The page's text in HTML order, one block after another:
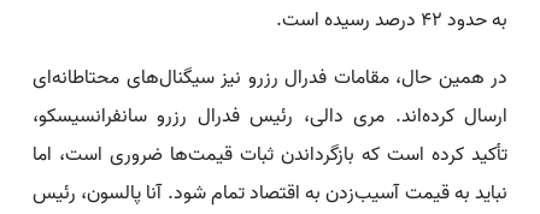
به حدود ۴۲ درصد رسیده است.
در همین حال، مقامات فدرال رزرو نیز سیگنال‌های محتاطانه‌ای
ارسال کرده‌اند. مری دالی، رئیس فدرال رزرو سانفرانسیسکو،
تأکید کرده است که بازگرداندن ثبات قیمت‌ها ضروری است، اما
نباید به قیمت آسیب‌زدن به اقتصاد تمام شود. آنا پالسون، رئیس